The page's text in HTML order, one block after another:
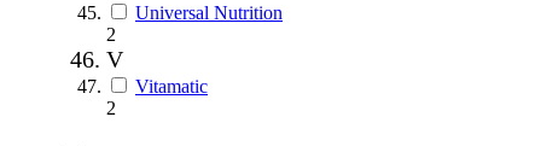
Universal Nutrition
2
V
Vitamatic
2